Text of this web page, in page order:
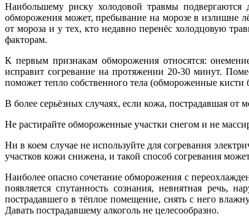
Наибольшему риску холодовой травмы
обморожения может, пребывание на морозе в излишне
от мороза и у тех, кто недавно перенёс холодцовую
факторам.
К первым признакам обморожения относятся:
исправит согревание на протяжении 20-30 минут.
поможет тепло собственного тела (обмороженные
В более серьёзных случаях, если кожа, пострадавшая
Не растирайте обмороженные участки снегом и не
Ни в коем случае не используйте для согревания
участков кожи снижена, и такой способ согревания
Наиболее опасно сочетание обморожения с
появляется спутанность сознания, невнятная речь,
пострадавшего в тёплое помещение, снять с него
Давать пострадавшему алкоголь не целесообразно.